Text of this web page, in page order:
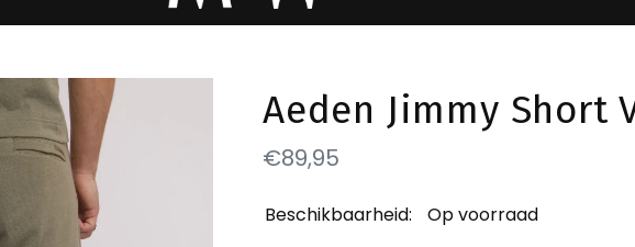
Aeden Jimmy Short
€89,95
Beschikbaarheid: Op voorraad